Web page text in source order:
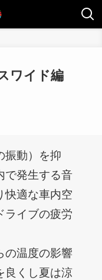
ワイド編
動）を抑
で発生する音
快適な車内空
ライブの疲労
温度の影響
良くし夏は涼